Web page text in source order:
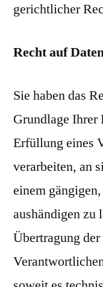
gerichtlicher
Recht auf
Sie haben das
Grundlage
Erfüllung eines
verarbeiten, an
einem
aushändigen zu
Übertragung